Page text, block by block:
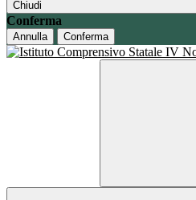
Chiudi
Conferma
Annulla Conferma